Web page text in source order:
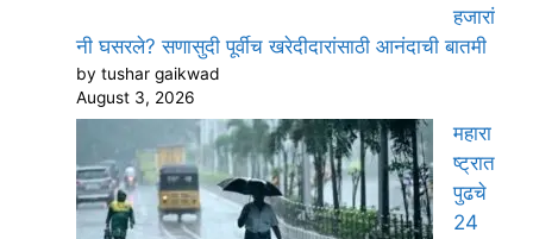
हजारां
नी घसरले? सणासुदी पूर्वीच खरेदीदारांसाठी आनंदाची बातमी
by tushar gaikwad
August 3, 2026
महारा
ष्ट्रात
पुढचे
24